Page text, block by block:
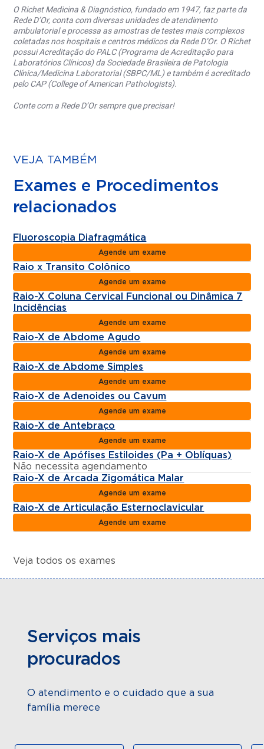
O Richet Medicina & Diagnóstico, fundado em 1947, faz parte da
Rede D’Or, conta com diversas unidades de atendimento
ambulatorial e processa as amostras de testes mais complexos
coletadas nos hospitais e centros médicos da Rede D’Or. O Richet
possui Acreditação do PALC (Programa de Acreditação para
Laboratórios Clínicos) da Sociedade Brasileira de Patologia
Clínica/Medicina Laboratorial (SBPC/ML) e também é acreditado
pelo CAP (College of American Pathologists).
Conte com a Rede D’Or sempre que precisar!
VEJA TAMBÉM
Exames e Procedimentos
relacionados
Fluoroscopia Diafragmática
Agende um exame
Raio x Transito Colônico
Agende um exame
Raio-X Coluna Cervical Funcional ou Dinâmica 7
Incidências
Agende um exame
Raio-X de Abdome Agudo
Agende um exame
Raio-X de Abdome Simples
Agende um exame
Raio-X de Adenoides ou Cavum
Agende um exame
Raio-X de Antebraço
Agende um exame
Raio-X de Apófises Estiloides (Pa + Oblíquas)
Não necessita agendamento
Raio-X de Arcada Zigomática Malar
Agende um exame
Raio-X de Articulação Esternoclavicular
Agende um exame
Veja todos os exames
Serviços mais
procurados
O atendimento e o cuidado que a sua
família merece